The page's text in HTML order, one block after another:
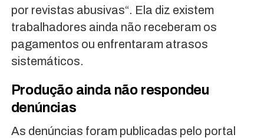
por revistas abusivas“. Ela diz existem
trabalhadores ainda não receberam os
pagamentos ou enfrentaram atrasos
sistemáticos.
Produção ainda não respondeu
denúncias
As denúncias foram publicadas pelo portal